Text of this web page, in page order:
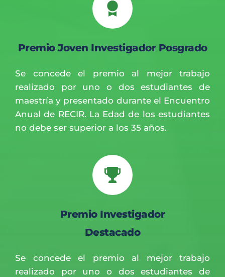
Premio Joven Investigador Posgrado
Se concede el premio al mejor trabajo
realizado por uno o dos estudiantes de
maestría y presentado durante el Encuentro
Anual de RECIR. La Edad de los estudiantes
no debe ser superior a los 35 años.
Premio Investigador
Destacado
Se concede el premio al mejor trabajo
realizado por uno o dos estudiantes de